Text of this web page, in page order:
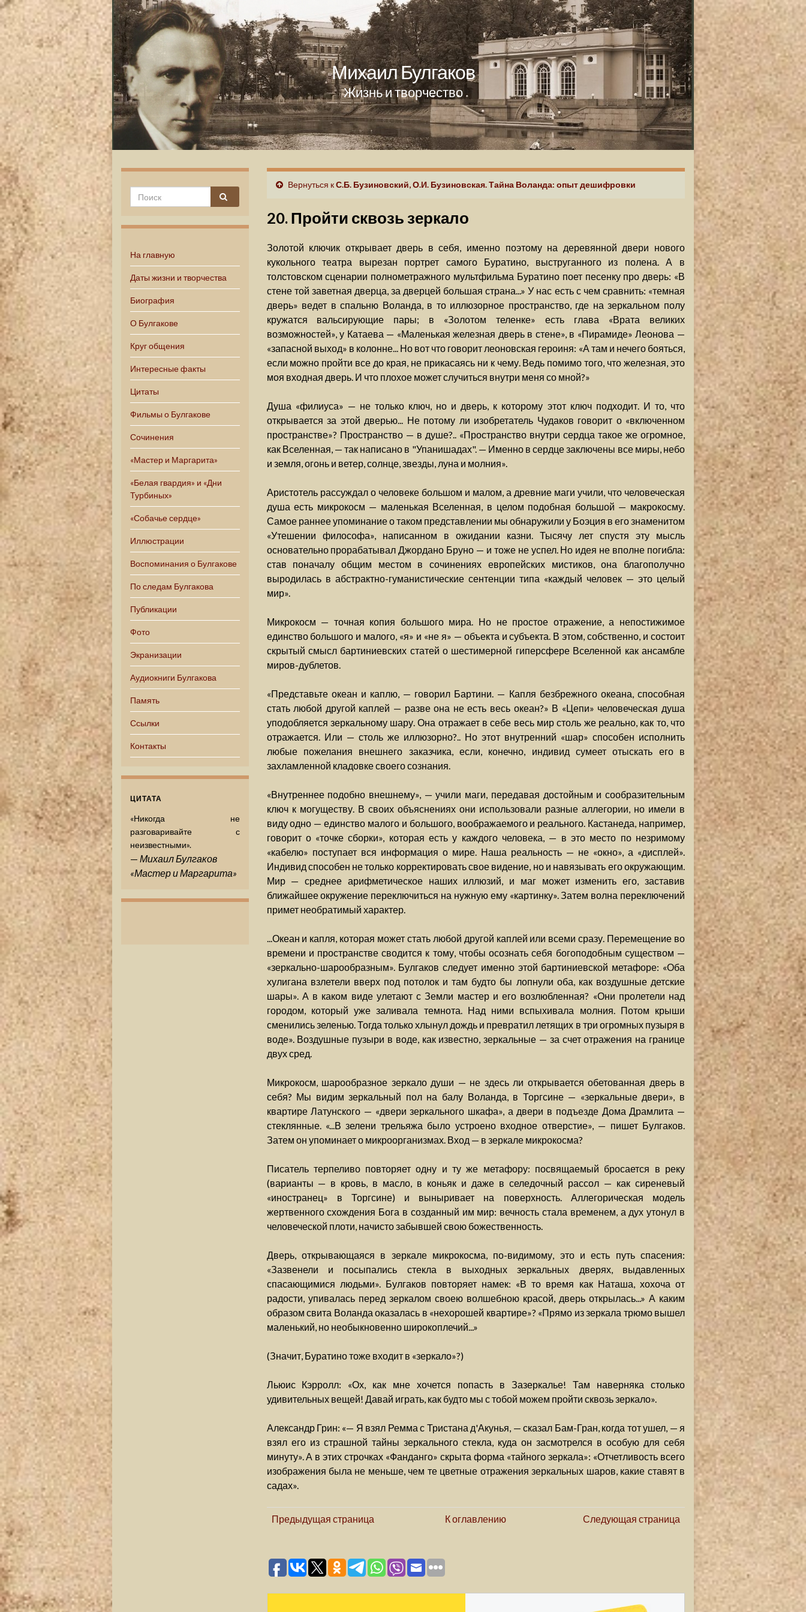
Михаил Булгаков
Жизнь и творчество
На главную
Даты жизни и творчества
Биография
О Булгакове
Круг общения
Интересные факты
Цитаты
Фильмы о Булгакове
Сочинения
«Мастер и Маргарита»
«Белая гвардия» и «Дни
Турбиных»
«Собачье сердце»
Иллюстрации
Воспоминания о Булгакове
По следам Булгакова
Публикации
Фото
Экранизации
Аудиокниги Булгакова
Память
Ссылки
Контакты
ЦИТАТА
«Никогда не
разговаривайте с
неизвестными».
— Михаил Булгаков
«Мастер и Маргарита»
Вернуться кС.Б. Бузиновский, О.И. Бузиновская. Тайна Воланда: опыт дешифровки
20. Пройти сквозь зеркало
Золотой ключик открывает дверь в себя, именно поэтому на деревянной двери нового
кукольного театра вырезан портрет самого Буратино, выструганного из полена. А в
толстовском сценарии полнометражного мультфильма Буратино поет песенку про дверь: «В
стене той заветная дверца, за дверцей большая страна...» У нас есть с чем сравнить: «темная
дверь» ведет в спальню Воланда, в то иллюзорное пространство, где на зеркальном полу
кружатся вальсирующие пары; в «Золотом теленке» есть глава «Врата великих
возможностей», у Катаева — «Маленькая железная дверь в стене», в «Пирамиде» Леонова —
«запасной выход» в колонне... Но вот что говорит леоновская героиня: «А там и нечего бояться,
если можно пройти все до края, не прикасаясь ни к чему. Ведь помимо того, что железная, это
моя входная дверь. И что плохое может случиться внутри меня со мной?»
Душа «филиуса» — не только ключ, но и дверь, к которому этот ключ подходит. И то, что
открывается за этой дверью... Не потому ли изобретатель Чудаков говорит о «включенном
пространстве»? Пространство — в душе?.. «Пространство внутри сердца такое же огромное,
как Вселенная, — так написано в "Упанишадах". — Именно в сердце заключены все миры, небо
и земля, огонь и ветер, солнце, звезды, луна и молния».
Аристотель рассуждал о человеке большом и малом, а древние маги учили, что человеческая
душа есть микрокосм — маленькая Вселенная, в целом подобная большой — макрокосму.
Самое раннее упоминание о таком представлении мы обнаружили у Боэция в его знаменитом
«Утешении философа», написанном в ожидании казни. Тысячу лет спустя эту мысль
основательно прорабатывал Джордано Бруно — и тоже не успел. Но идея не вполне погибла:
став поначалу общим местом в сочинениях европейских мистиков, она благополучно
выродилась в абстрактно-гуманистические сентенции типа «каждый человек — это целый
мир».
Микрокосм — точная копия большого мира. Но не простое отражение, а непостижимое
единство большого и малого, «я» и «не я» — объекта и субъекта. В этом, собственно, и состоит
скрытый смысл бартиниевских статей о шестимерной гиперсфере Вселенной как ансамбле
миров-дублетов.
«Представьте океан и каплю, — говорил Бартини. — Капля безбрежного океана, способная
стать любой другой каплей — разве она не есть весь океан?» В «Цепи» человеческая душа
уподобляется зеркальному шару. Она отражает в себе весь мир столь же реально, как то, что
отражается. Или — столь же иллюзорно?.. Но этот внутренний «шар» способен исполнить
любые пожелания внешнего заказчика, если, конечно, индивид сумеет отыскать его в
захламленной кладовке своего сознания.
«Внутреннее подобно внешнему», — учили маги, передавая достойным и сообразительным
ключ к могуществу. В своих объяснениях они использовали разные аллегории, но имели в
виду одно — единство малого и большого, воображаемого и реального. Кастанеда, например,
говорит о «точке сборки», которая есть у каждого человека, — в это место по незримому
«кабелю» поступает вся информация о мире. Наша реальность — не «окно», а «дисплей».
Индивид способен не только корректировать свое видение, но и навязывать его окружающим.
Мир — среднее арифметическое наших иллюзий, и маг может изменить его, заставив
ближайшее окружение переключиться на нужную ему «картинку». Затем волна переключений
примет необратимый характер.
...Океан и капля, которая может стать любой другой каплей или всеми сразу. Перемещение во
времени и пространстве сводится к тому, чтобы осознать себя богоподобным существом —
«зеркально-шарообразным». Булгаков следует именно этой бартиниевской метафоре: «Оба
хулигана взлетели вверх под потолок и там будто бы лопнули оба, как воздушные детские
шары». А в каком виде улетают с Земли мастер и его возлюбленная? «Они пролетели над
городом, который уже заливала темнота. Над ними вспыхивала молния. Потом крыши
сменились зеленью. Тогда только хлынул дождь и превратил летящих в три огромных пузыря в
воде». Воздушные пузыри в воде, как известно, зеркальные — за счет отражения на границе
двух сред.
Микрокосм, шарообразное зеркало души — не здесь ли открывается обетованная дверь в
себя? Мы видим зеркальный пол на балу Воланда, в Торгсине — «зеркальные двери», в
квартире Латунского — «двери зеркального шкафа», а двери в подъезде Дома Драмлита —
стеклянные. «...В зелени трельяжа было устроено входное отверстие», — пишет Булгаков.
Затем он упоминает о микроорганизмах. Вход — в зеркале микрокосма?
Писатель терпеливо повторяет одну и ту же метафору: посвящаемый бросается в реку
(варианты — в кровь, в масло, в коньяк и даже в селедочный рассол — как сиреневый
«иностранец» в Торгсине) и выныривает на поверхность. Аллегорическая модель
жертвенного схождения Бога в созданный им мир: вечность стала временем, а дух утонул в
человеческой плоти, начисто забывшей свою божественность.
Дверь, открывающаяся в зеркале микрокосма, по-видимому, это и есть путь спасения:
«Зазвенели и посыпались стекла в выходных зеркальных дверях, выдавленных
спасающимися людьми». Булгаков повторяет намек: «В то время как Наташа, хохоча от
радости, упивалась перед зеркалом своею волшебною красой, дверь открылась...» А каким
образом свита Воланда оказалась в «нехорошей квартире»? «Прямо из зеркала трюмо вышел
маленький, но необыкновенно широкоплечий...»
(Значит, Буратино тоже входит в «зеркало»?)
Льюис Кэрролл: «Ох, как мне хочется попасть в Зазеркалье! Там наверняка столько
удивительных вещей! Давай играть, как будто мы с тобой можем пройти сквозь зеркало».
Александр Грин: «— Я взял Ремма с Тристана д'Акунья, — сказал Бам-Гран, когда тот ушел, — я
взял его из страшной тайны зеркального стекла, куда он засмотрелся в особую для себя
минуту». А в этих строчках «Фанданго» скрыта форма «тайного зеркала»: «Отчетливость всего
изображения была не меньше, чем те цветные отражения зеркальных шаров, какие ставят в
садах».
Предыдущая страница К оглавлению Следующая страница